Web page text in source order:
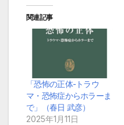
関連記事
「恐怖の正体-トラウ
マ・恐怖症からホラーま
で」（春日 武彦）
2025年1月11日